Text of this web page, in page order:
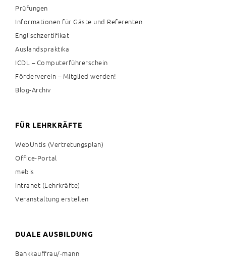
Prüfungen
Informationen für Gäste und Referenten
Englischzertifikat
Auslandspraktika
ICDL – Computerführerschein
Förderverein – Mitglied werden!
Blog-Archiv
FÜR LEHRKRÄFTE
WebUntis (Vertretungsplan)
Office-Portal
mebis
Intranet (Lehrkräfte)
Veranstaltung erstellen
DUALE AUSBILDUNG
Bankkauffrau/-mann